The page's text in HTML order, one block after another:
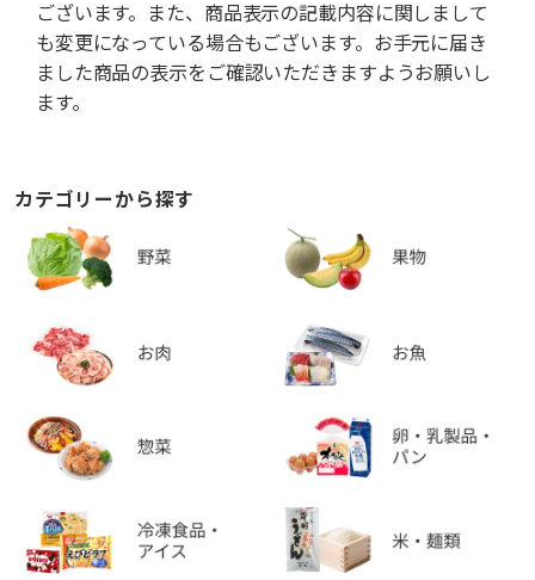
ございます。また、商品表示の記載内容に関しまして
も変更になっている場合もございます。お手元に届き
ました商品の表示をご確認いただきますようお願いし
ます。
カテゴリーから探す